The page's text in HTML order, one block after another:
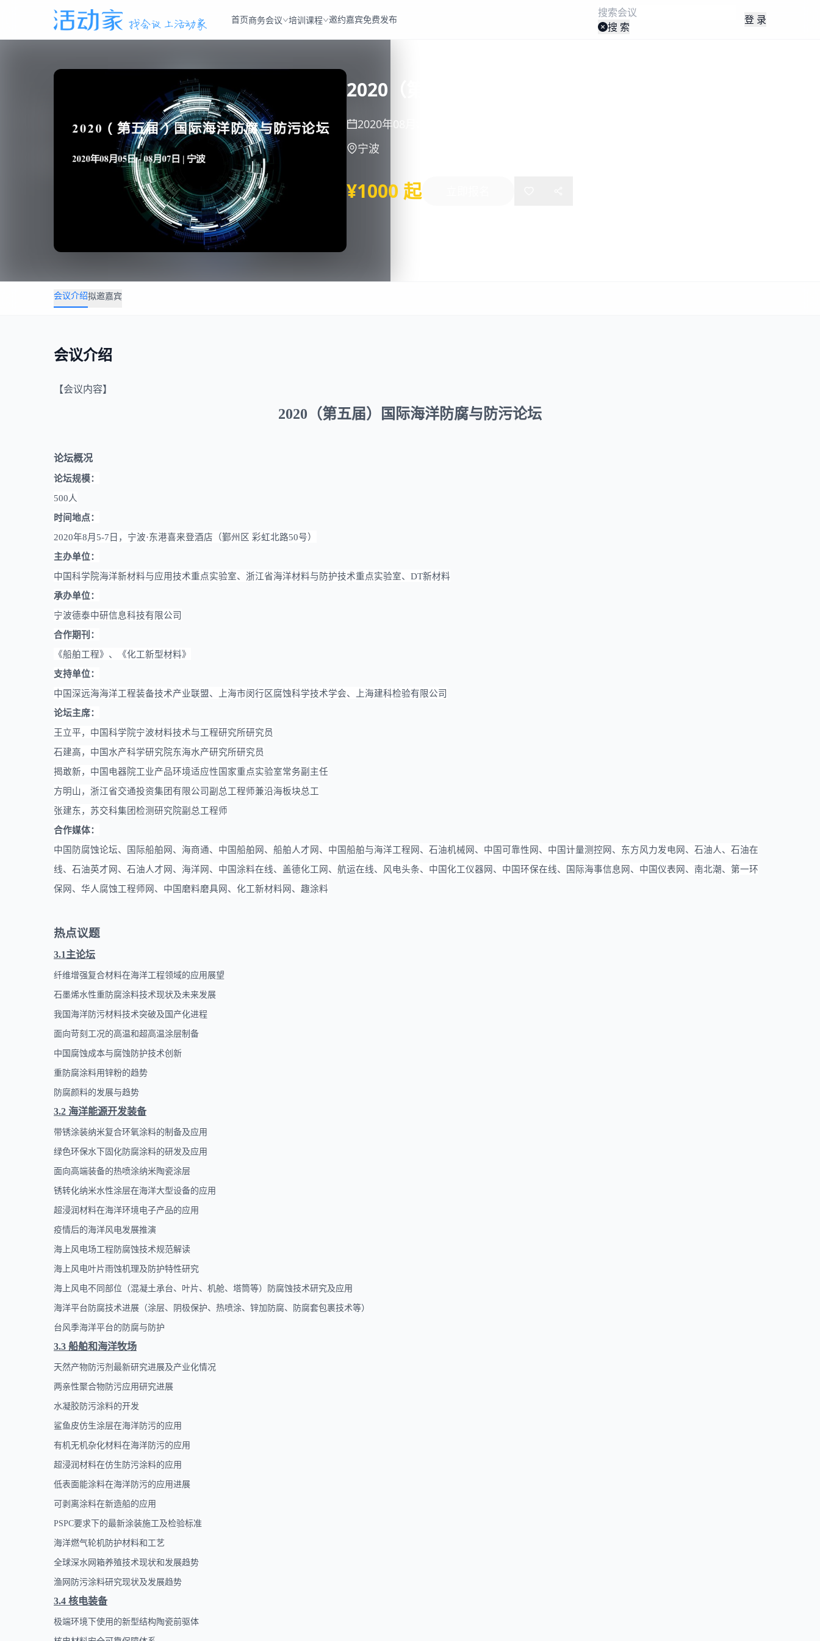
首页商务会议 培训课程 邀约嘉宾免费发布
搜 索
登 录
2020（第五届）国际海洋防腐与防污论坛
2020年08月05日
宁波
¥1000 起
会议介绍拟邀嘉宾
会议介绍
【会议内容】
2020（第五届） 国际海洋防腐与防污论坛
论坛概况
论坛规模：
500人
时间地点：
2020年8月5-7日，宁波·东港喜来登酒店（鄞州区 彩虹北路50号）
主办单位：
中国科学院海洋新材料与应用技术重点实验室、浙江省海洋材料与防护技术重点实验室、 DT新材料
承办单位：
宁波德泰中研信息科技有限公司
合作期刊 ：
《船舶工程》、《化工新型材料》
支持单位：
中国深远海海洋工程装备技术产业联盟、
上海市闵行区腐蚀科学技术学会、上海建科检验有限公司
论坛主席：
王立平，中国科学院宁波材料技术与工程研究所研究员
石建高，中国水产科学研究院东海水产研究所研究员
揭敢新，中国电器院工业产品环境适应性国家重点实验室常务副主任
方明山，浙江省交通投资集团有限公司副总工程师兼沿海板块总工
张建东，苏交科集团检测研究院副总工程师
合作媒体：
中国防腐蚀论坛、国际船舶网、海商通、中国船舶网、船舶人才网、中国船舶与海洋工程网、石油机械网、中国可靠性网、中国计量测控网、东方风力发电网、石油人、石油在
线、石油英才网、石油人才网、海洋网、中国涂料在线、盖德化工网、航运在线、风电头条、中国化工仪器网、中国环保在线、国际海事信息网、中国仪表网、南北潮、第一环
保网、华人腐蚀工程师网、中国磨料磨具网、化工新材料网、趣涂料
热点议题
3.1主论坛
纤维增强复合材料在海洋工程领域的应用展望
石墨烯水性重防腐涂料技术现状及未来发展
我国 海洋防污材料技术突破及国产化进程
面向苛刻工况的高温和超高温涂层制备
中国腐蚀成本与腐蚀防护技术创新
重防腐涂料用锌粉的趋势
防腐颜料的发展与趋势
3.2 海洋能源开发装备
带锈涂装纳米复合环氧涂料的制备及应用
绿色环保水下固化防腐涂料的研发及应用
面向高端装备的热喷涂纳米陶瓷涂层
锈转化纳米水性涂层在海洋大型设备的应用
超浸润材料在海洋环境电子产品的应用
疫情后的海洋风电发展推演
海上风电场工程防腐蚀技术规范解读
海上风电叶片雨蚀机理及防护特性研究
海上风电不同部位（混凝土承台、叶片、机舱、塔筒等）防腐蚀技术研究及应用
海洋平台防腐技术进展（涂层、阴极保护、热喷涂、锌加防腐、防腐套包裹技术等）
台风季海洋平台的防腐与防护
3.3 船舶和海洋牧场
天然产物防污剂最新研究进展及产业化情况
两亲性聚合物防污应用研究进展
水凝胶防污涂料的开发
鲨鱼皮仿生涂层在海洋防污的应用
有机无机杂化材料在海洋防污的应用
超浸润材料在仿生防污涂料的应用
低表面能涂料在海洋防污的应用进展
可剥离涂料在新造船的应用
PSPC要求下的最新涂装施工及检验标准
海洋燃气轮机防护材料和工艺
全球深水网箱养殖技术现状和发展趋势
渔网防污涂料研究现状及发展趋势
3.4 核电装备
极端环境下使用的新型结构陶瓷前驱体